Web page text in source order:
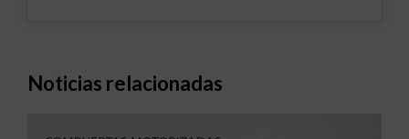
Noticias relacionadas